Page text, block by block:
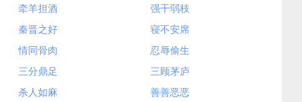
牵羊担酒
强干弱枝
秦晋之好
寝不安席
情同骨肉
忍辱偷生
三分鼎足
三顾茅庐
杀人如麻
善善恶恶